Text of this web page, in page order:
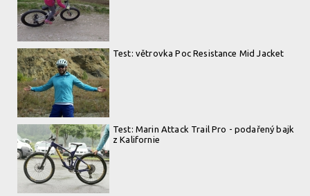
Test: větrovka Poc Resistance Mid Jacket
Test: Marin Attack Trail Pro - podařený bajk
z Kalifornie